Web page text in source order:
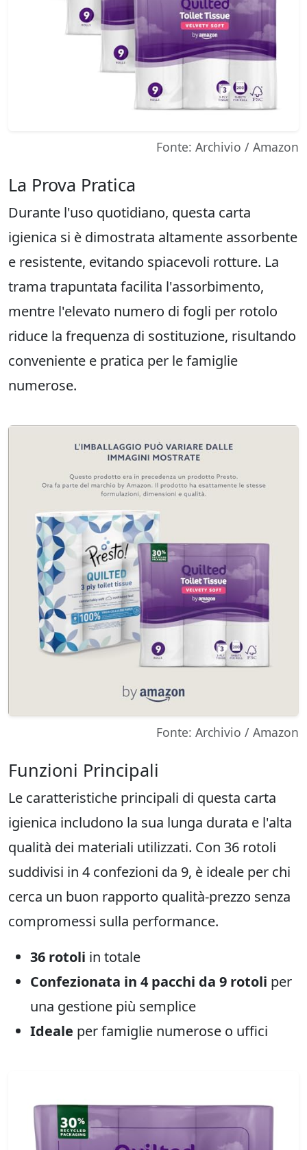
Fonte: Archivio / Amazon
La Prova Pratica
Durante l'uso quotidiano, questa carta
igienica si è dimostrata altamente assorbente
e resistente, evitando spiacevoli rotture. La
trama trapuntata facilita l'assorbimento,
mentre l'elevato numero di fogli per rotolo
riduce la frequenza di sostituzione, risultando
conveniente e pratica per le famiglie
numerose.
Fonte: Archivio / Amazon
Funzioni Principali
Le caratteristiche principali di questa carta
igienica includono la sua lunga durata e l'alta
qualità dei materiali utilizzati. Con 36 rotoli
suddivisi in 4 confezioni da 9, è ideale per chi
cerca un buon rapporto qualità-prezzo senza
compromessi sulla performance.
36 rotoli in totale
Confezionata in 4 pacchi da 9 rotoli per
una gestione più semplice
Ideale per famiglie numerose o uffici